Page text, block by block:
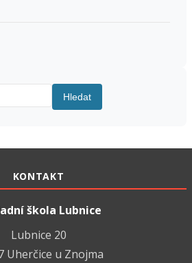
Hledat
KONTAKT
škola Lubnice
Lubnice 20
Uherčice u Znojma